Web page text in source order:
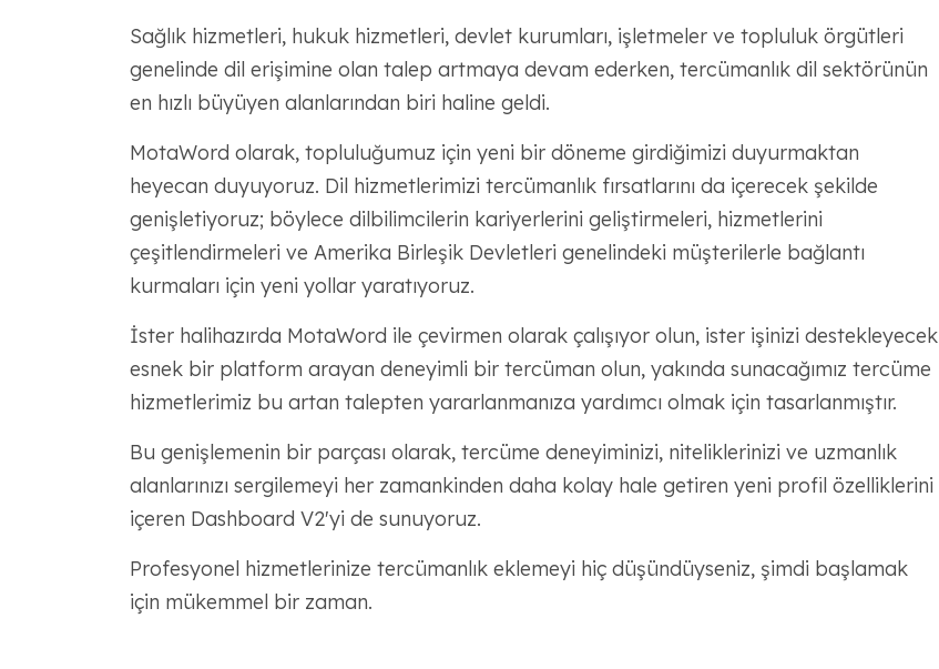
Sağlık hizmetleri, hukuk hizmetleri, devlet kurumları, işletmeler ve topluluk örgütleri
genelinde dil erişimine olan talep artmaya devam ederken, tercümanlık dil sektörünün
en hızlı büyüyen alanlarından biri haline geldi.
MotaWord olarak, topluluğumuz için yeni bir döneme girdiğimizi duyurmaktan
heyecan duyuyoruz. Dil hizmetlerimizi tercümanlık fırsatlarını da içerecek şekilde
genişletiyoruz; böylece dilbilimcilerin kariyerlerini geliştirmeleri, hizmetlerini
çeşitlendirmeleri ve Amerika Birleşik Devletleri genelindeki müşterilerle bağlantı
kurmaları için yeni yollar yaratıyoruz.
İster halihazırda MotaWord ile çevirmen olarak çalışıyor olun, ister işinizi destekleyecek
esnek bir platform arayan deneyimli bir tercüman olun, yakında sunacağımız tercüme
hizmetlerimiz bu artan talepten yararlanmanıza yardımcı olmak için tasarlanmıştır.
Bu genişlemenin bir parçası olarak, tercüme deneyiminizi, niteliklerinizi ve uzmanlık
alanlarınızı sergilemeyi her zamankinden daha kolay hale getiren yeni profil özelliklerini
içeren Dashboard V2'yi de sunuyoruz.
Profesyonel hizmetlerinize tercümanlık eklemeyi hiç düşündüyseniz, şimdi başlamak
için mükemmel bir zaman.